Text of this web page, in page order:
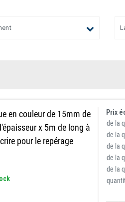
en couleur de 15mm de
x 5m de long à
pour le repérage
Prix
de la
de la
de la
de la
de la